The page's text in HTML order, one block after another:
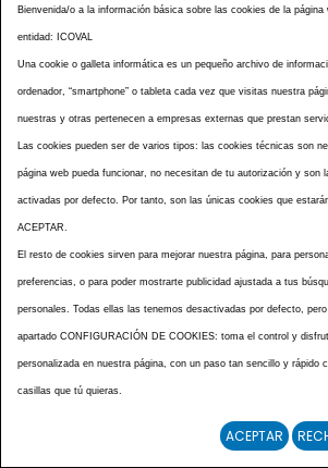
Alcázar de San Juan
Molina de Segura
Cartagena
Santa Pola
gironella
Benejama
Bienvenida/o a la información básica sobre las cookies de la página
entidad: ICOVAL
Una cookie o galleta informática es un pequeño archivo de
ordenador, “smartphone” o tableta cada vez que visitas nuestra
nuestras y otras pertenecen a empresas externas que prestan
Las cookies pueden ser de varios tipos: las cookies técnicas son
página web pueda funcionar, no necesitan de tu autorización y son
activadas por defecto. Por tanto, son las únicas cookies que
ACEPTAR.
El resto de cookies sirven para mejorar nuestra página, para
preferencias, o para poder mostrarte publicidad ajustada a tus
personales. Todas ellas las tenemos desactivadas por defecto,
apartado CONFIGURACIÓN DE COOKIES: toma el control y
personalizada en nuestra página, con un paso tan sencillo y rápido
casillas que tú quieras.
ACEPTAR